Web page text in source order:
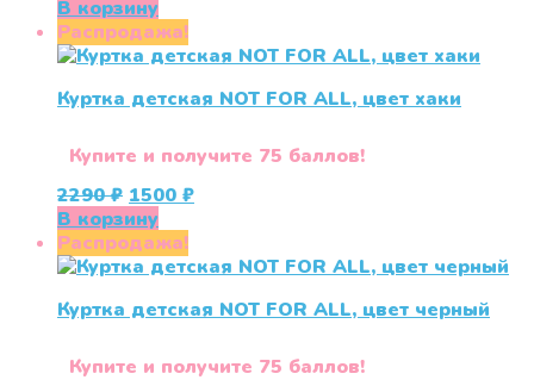
В корзину
Распродажа!
Куртка детская NOT FOR ALL, цвет хаки
Купите и получите 75 баллов!
2290₽ Первоначальная
цена
составляла
2290 ₽.
1500 ₽Текущая
В корзину
Распродажа!
Куртка детская NOT FOR ALL, цвет черный
Купите и получите 75 баллов!